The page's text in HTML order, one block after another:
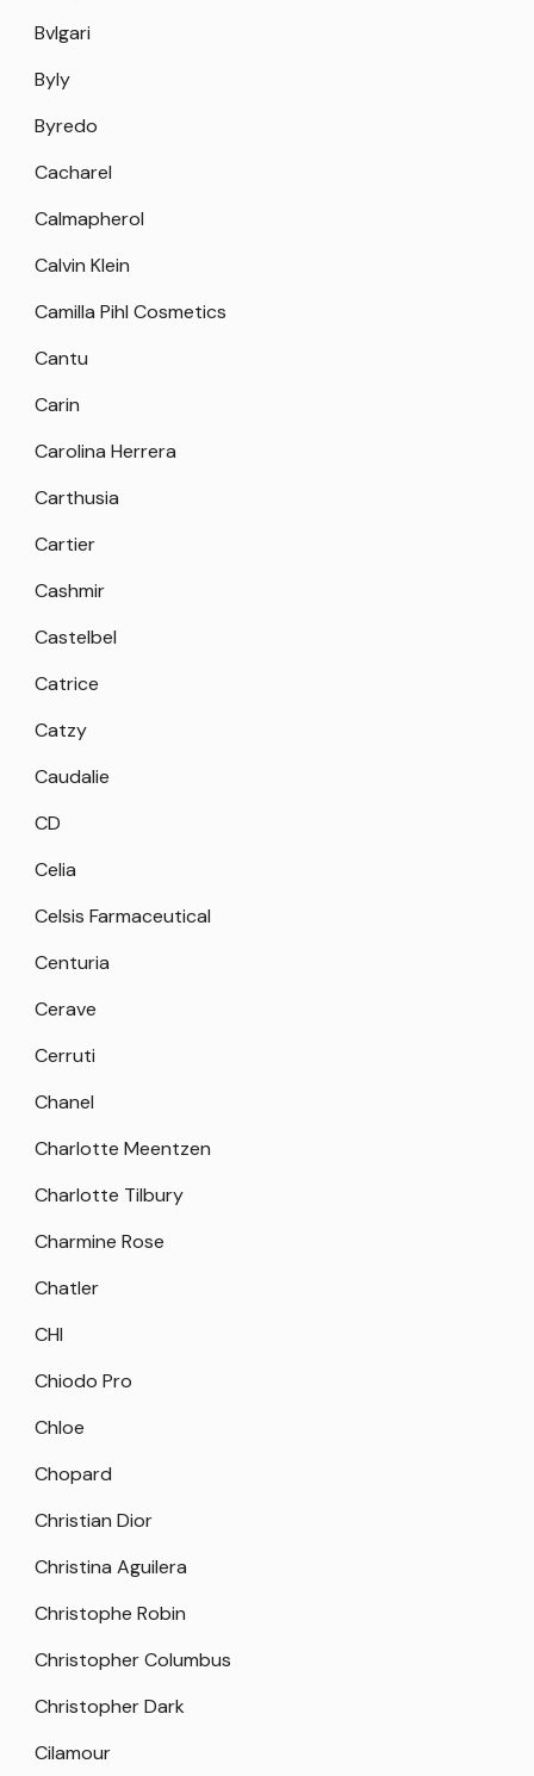
Bvlgari
Byly
Byredo
Cacharel
Calmapherol
Calvin Klein
Camilla Pihl Cosmetics
Cantu
Carin
Carolina Herrera
Carthusia
Cartier
Cashmir
Castelbel
Catrice
Catzy
Caudalie
CD
Celia
Celsis Farmaceutical
Centuria
Cerave
Cerruti
Chanel
Charlotte Meentzen
Charlotte Tilbury
Charmine Rose
Chatler
CHI
Chiodo Pro
Chloe
Chopard
Christian Dior
Christina Aguilera
Christophe Robin
Christopher Columbus
Christopher Dark
Cilamour